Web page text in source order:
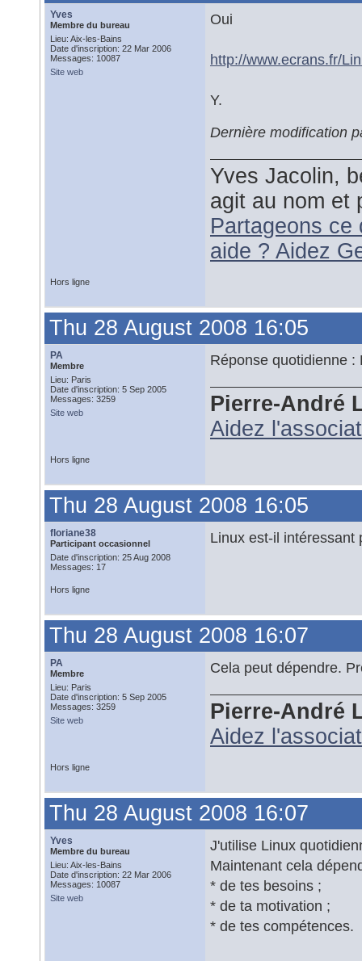
Yves
Membre du bureau
Lieu: Aix-les-Bains
Date d'inscription: 22 Mar 2006
Messages: 10087
Site web
Oui
http://www.ecrans.fr/
Y.
Dernière modification
Yves Jacolin,
agit au nom et
Partageons ce
aide ? Aidez
Hors ligne
Thu 28 August 2008 16:05
PA
Membre
Lieu: Paris
Date d'inscription: 5 Sep 2005
Messages: 3259
Site web
Réponse quotidienne :
Pierre-André
Aidez
Hors ligne
Thu 28 August 2008 16:05
floriane38
Participant occasionnel
Date d'inscription: 25 Aug 2008
Messages: 17
Linux est-il intéressant
Hors ligne
Thu 28 August 2008 16:07
PA
Membre
Lieu: Paris
Date d'inscription: 5 Sep 2005
Messages: 3259
Site web
Cela peut dépendre.
Pierre-André
Aidez
Hors ligne
Thu 28 August 2008 16:07
Yves
Membre du bureau
Lieu: Aix-les-Bains
Date d'inscription: 22 Mar 2006
Messages: 10087
Site web
J'utilise Linux
Maintenant cela
* de tes besoins ;
* de ta motivation ;
* de tes compétences.